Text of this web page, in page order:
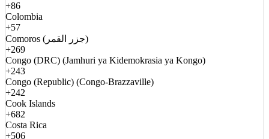
+86
Colombia
+57
Comoros (جزر القمر)
+269
Congo (DRC) (Jamhuri ya Kidemokrasia ya Kongo)
+243
Congo (Republic) (Congo-Brazzaville)
+242
Cook Islands
+682
Costa Rica
+506